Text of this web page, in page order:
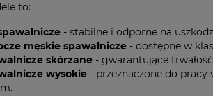
to:
- stabilne i odporne na
męskie spawalnicze - dostępne w
skórzane - gwarantujące
wysokie - przeznaczone do